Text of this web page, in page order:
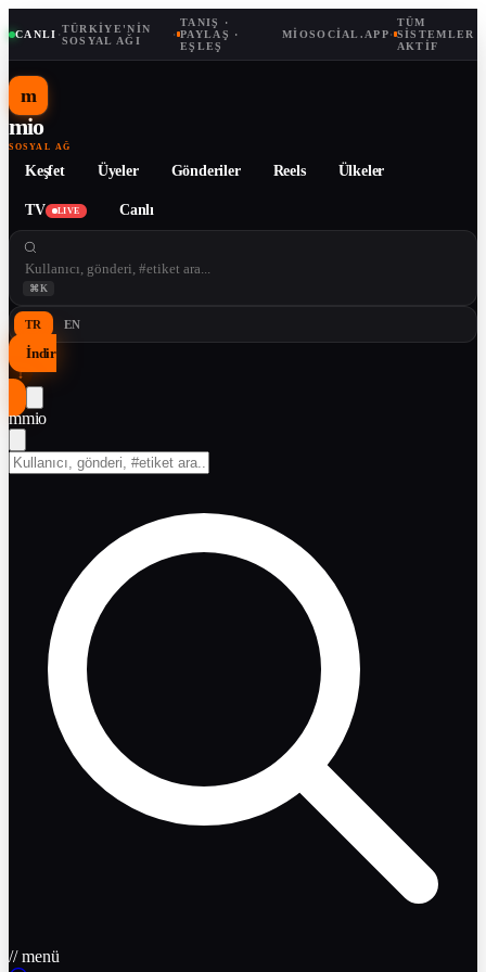
CANLI ·TÜRKIYE'NIN
SOSYAL AĞI
·
TANIŞ ·
PAYLAŞ ·
EŞLEŞ
MIOSOCIAL.APP·
TÜM
SISTEMLER
AKTIF
m
mio
SOSYAL AĞ
Keşfet Üyeler Gönderiler Reels Ülkeler
TV LIVE Canlı
⌘K
TR EN
İndir
↓
mmio
// menü